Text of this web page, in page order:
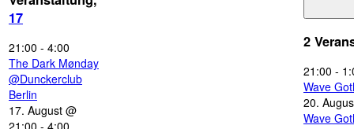
17
21:00 - 4:00
The Dark Mønday
@Dunckerclub
Berlin
17. August @
2
21:00 -
Wave
20.
Wave